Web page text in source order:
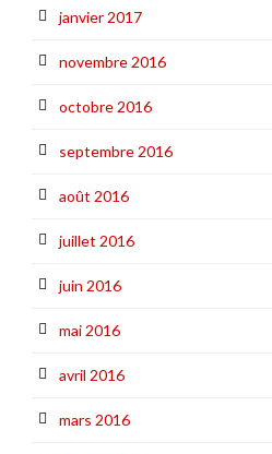
janvier 2017
novembre 2016
octobre 2016
septembre 2016
août 2016
juillet 2016
juin 2016
mai 2016
avril 2016
mars 2016